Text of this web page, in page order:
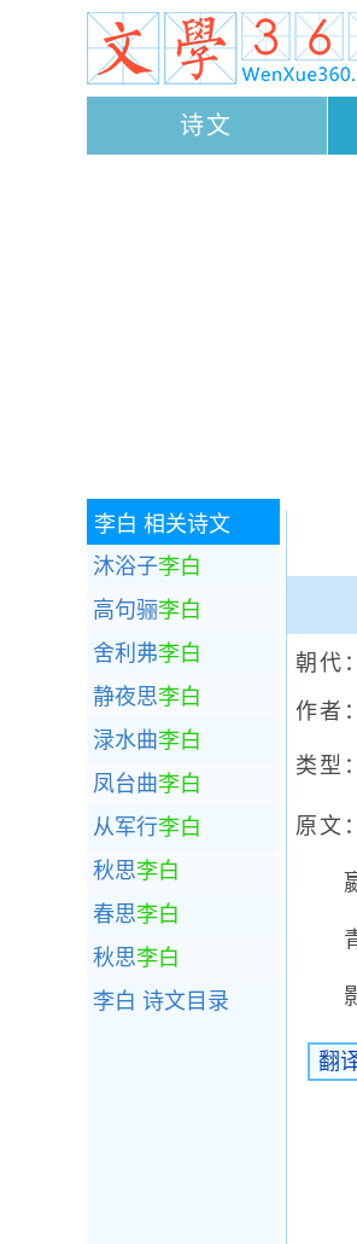
诗文
朝代：
作者
类型：
原文：
嬴
青
影
翻
李白 相关诗文
沐浴子李白
高句骊李白
舍利弗李白
静夜思李白
渌水曲李白
凤台曲李白
从军行李白
秋思李白
春思李白
秋思李白
李白 诗文目录